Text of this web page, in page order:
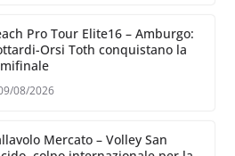
Pro Tour Elite16 – Amburgo:
Orsi Toth conquistano la
08/2026
Mercato – Volley San